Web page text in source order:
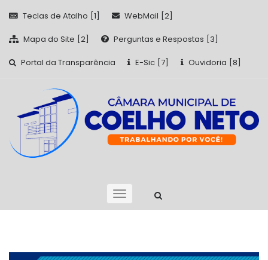
Teclas de Atalho WebMail
Mapa do Site Perguntas e Respostas
Portal da Transparência E-Sic Ouvidoria